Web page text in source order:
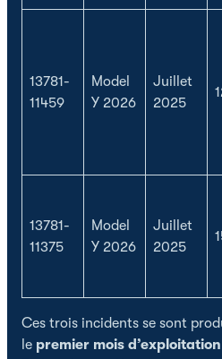
13781-
11459
Model
Y 2026
Juillet
2025
13781-
11375
Model
Y 2026
Juillet
2025
Ces trois incidents se sont
le premier mois d’exploitation